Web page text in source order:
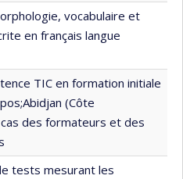
vocabulaire et
en français langue
TIC en formation initiale
(Côte
des formateurs et des
tests mesurant les